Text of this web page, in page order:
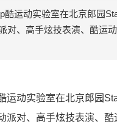
酷运动实验室在北京郎园
对、高手炫技表演、酷运
运动实验室在北京郎园
对、高手炫技表演、